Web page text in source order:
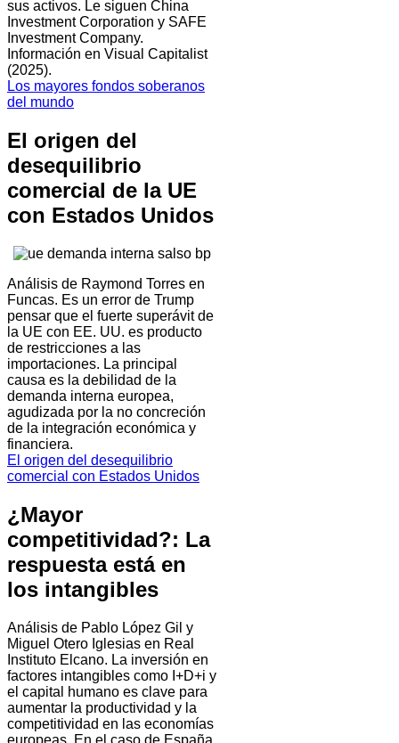
sus activos. Le siguen China
Investment Corporation y SAFE
Investment Company.
Información en Visual Capitalist
(2025).
Los mayores fondos soberanos
del mundo
El origen del
desequilibrio
comercial de la UE
con Estados Unidos
Análisis de Raymond Torres en
Funcas. Es un error de Trump
pensar que el fuerte superávit de
la UE con EE. UU. es producto
de restricciones a las
importaciones. La principal
causa es la debilidad de la
demanda interna europea,
agudizada por la no concreción
de la integración económica y
financiera.
El origen del desequilibrio
comercial con Estados Unidos
¿Mayor
competitividad?: La
respuesta está en
los intangibles
Análisis de Pablo López Gil y
Miguel Otero Iglesias en Real
Instituto Elcano. La inversión en
factores intangibles como I+D+i y
el capital humano es clave para
aumentar la productividad y la
competitividad en las economías
europeas. En el caso de España,